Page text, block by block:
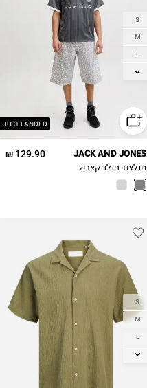
JUST LANDED
S
M
L
XL
129.90 ₪ JACK AND JONES
חולצת פולו קצרה
S
M
L
XL